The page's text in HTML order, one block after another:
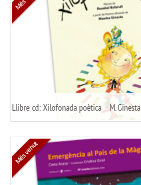
Llibre-cd: Xilofonada poètica – M. Ginesta
share it
Més venut